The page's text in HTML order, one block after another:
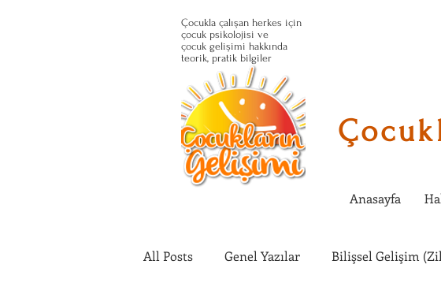
Çocukla çalışan herkes için
çocuk psikolojisi ve
çocuk gelişimi hakkında
teorik, pratik bilgiler
Anasayfa
All Posts Genel Yazılar Bilişsel Gelişim